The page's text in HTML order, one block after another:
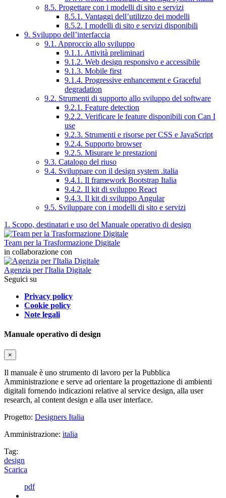
8.5. Progettare con i modelli di sito e servizi
8.5.1. Vantaggi dell’utilizzo dei modelli
8.5.2. I modelli di sito e servizi disponibili
9. Sviluppo dell’interfaccia
9.1. Approccio allo sviluppo
9.1.1. Attività preliminari
9.1.2. Web design responsivo e accessibile
9.1.3. Mobile first
9.1.4. Progressive enhancement e Graceful
degradation
9.2. Strumenti di supporto allo sviluppo del software
9.2.1. Feature detection
9.2.2. Verificare le feature disponibili con Can I
use
9.2.3. Strumenti e risorse per CSS e JavaScript
9.2.4. Supporto browser
9.2.5. Misurare le prestazioni
9.3. Catalogo del riuso
9.4. Sviluppare con il design system .italia
9.4.1. Il framework Bootstrap Italia
9.4.2. Il kit di sviluppo React
9.4.3. Il kit di sviluppo Angular
9.5. Sviluppare con i modelli di sito e servizi
1. Scopo, destinatari e uso del Manuale operativo di design
Team per la Trasformazione Digitale
in collaborazione con
Agenzia per l'Italia Digitale
Seguici su
Privacy policy
Cookie policy
Note legali
Manuale operativo di design
×
Il manuale è uno strumento di lavoro per la Pubblica
Amministrazione e serve ad orientare la progettazione di ambienti
digitali fornendo indicazioni relative al service design, alla user
research, al content design e alla user interface.
Progetto: Designers Italia
Amministrazione: italia
Tag:
design
Scarica
pdf